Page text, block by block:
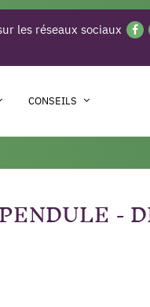
les réseaux sociaux
CONSEILS
-